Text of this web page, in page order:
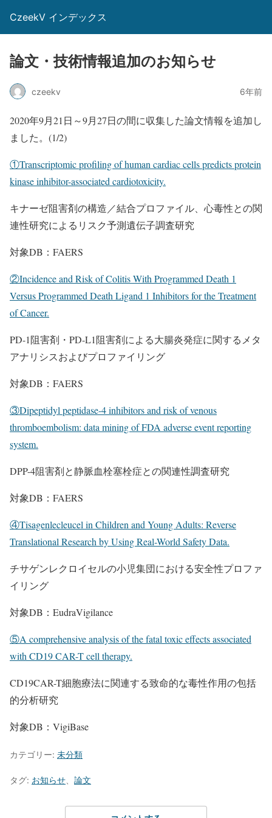
CzeekV インデックス
論文・技術情報追加のお知らせ
czeekv 6年前
2020年9月21日～9月27日の間に収集した論文情報を追加し
ました。(1/2)
①Transcriptomic profiling of human cardiac cells predicts protein
kinase inhibitor-associated cardiotoxicity.
キナーゼ阻害剤の構造／結合プロファイル、心毒性との関
連性研究によるリスク予測遺伝子調査研究
対象DB：FAERS
②Incidence and Risk of Colitis With Programmed Death 1
Versus Programmed Death Ligand 1 Inhibitors for the Treatment
of Cancer.
PD-1阻害剤・PD-L1阻害剤による大腸炎発症に関するメタ
アナリシスおよびプロファイリング
対象DB：FAERS
③Dipeptidyl peptidase-4 inhibitors and risk of venous
thromboembolism: data mining of FDA adverse event reporting
system.
DPP-4阻害剤と静脈血栓塞栓症との関連性調査研究
対象DB：FAERS
④Tisagenlecleucel in Children and Young Adults: Reverse
Translational Research by Using Real-World Safety Data.
チサゲンレクロイセルの小児集団における安全性プロファ
イリング
対象DB：EudraVigilance
⑤A comprehensive analysis of the fatal toxic effects associated
with CD19 CAR-T cell therapy.
CD19CAR-T細胞療法に関連する致命的な毒性作用の包括
的分析研究
対象DB：VigiBase
カテゴリー: 未分類
タグ: お知らせ 論文